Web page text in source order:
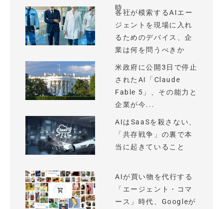
時...
各社が模索するAIエー
ジェントを現場に入れ
るためのデバイス、企
業は何を問うべきか
米政府に公開3日で停止
されたAI「Claude
Fable 5」、その能力と
企業が今...
AIはSaaSを殺さない、
「共存戦争」の裏で本
当に起きていること
AIが買い物を代行する
「エージェント・コマ
ース」時代、Googleが